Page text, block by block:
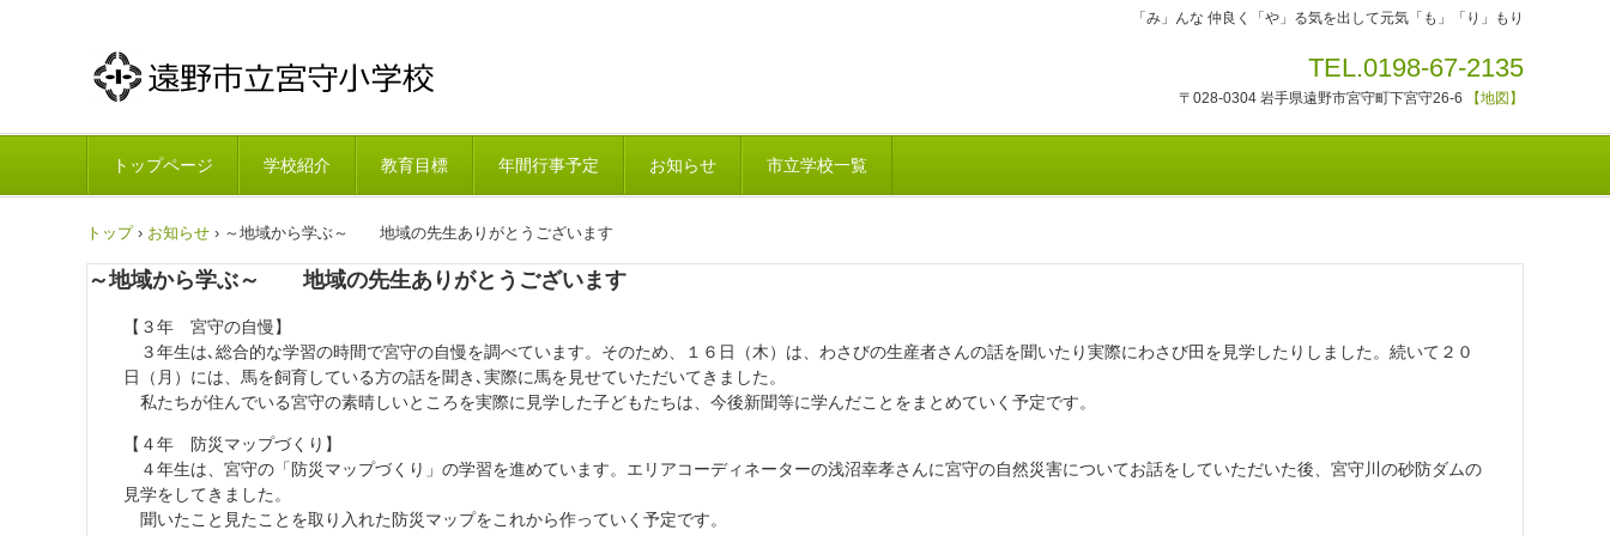
「み」んな 仲良く「や」る気を出して元気「も」「り」もり
TEL.0198-67-2135
〒028-0304 岩手県遠野市宮守町下宮守26-6 【地図】
トップページ 学校紹介 教育目標 年間行事予定 お知らせ 市立学校一覧
トップ › お知らせ › ～地域から学ぶ～ 地域の先生ありがとうございます
～地域から学ぶ～ 地域の先生ありがとうございます
【３年 宮守の自慢】
３年生は､総合的な学習の時間で宮守の自慢を調べています。そのため、１６日（木）は、わさびの生産者さんの話を聞いたり実際にわさび田を見学したりしました。続いて２０
日（月）には、馬を飼育している方の話を聞き､実際に馬を見せていただいてきました。
私たちが住んでいる宮守の素晴しいところを実際に見学した子どもたちは、今後新聞等に学んだことをまとめていく予定です。
【４年 防災マップづくり】
４年生は、宮守の「防災マップづくり」の学習を進めています。エリアコーディネーターの浅沼幸孝さんに宮守の自然災害についてお話をしていただいた後、宮守川の砂防ダムの
見学をしてきました。
聞いたこと見たことを取り入れた防災マップをこれから作っていく予定です。